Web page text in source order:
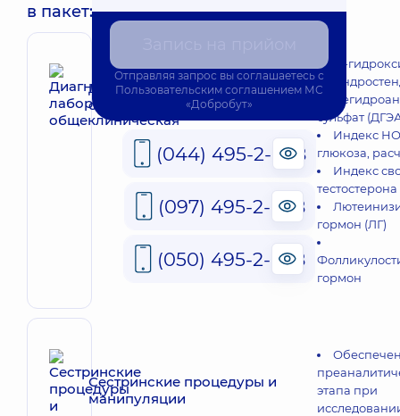
в пакет:
Диагностика лабораторная
общеклиническая
17-
сульфат
Индекс
глюкоза,
Индекс
тестостерона
гормон (ЛГ)
гормон
Сестринские процедуры и
манипуляции
этапа при
Отправляя запрос вы соглашаетесь с
Пользовательским соглашением МС
«Добробут»
(044) 495-2-888
(097) 495-2-888
(050) 495-2-888